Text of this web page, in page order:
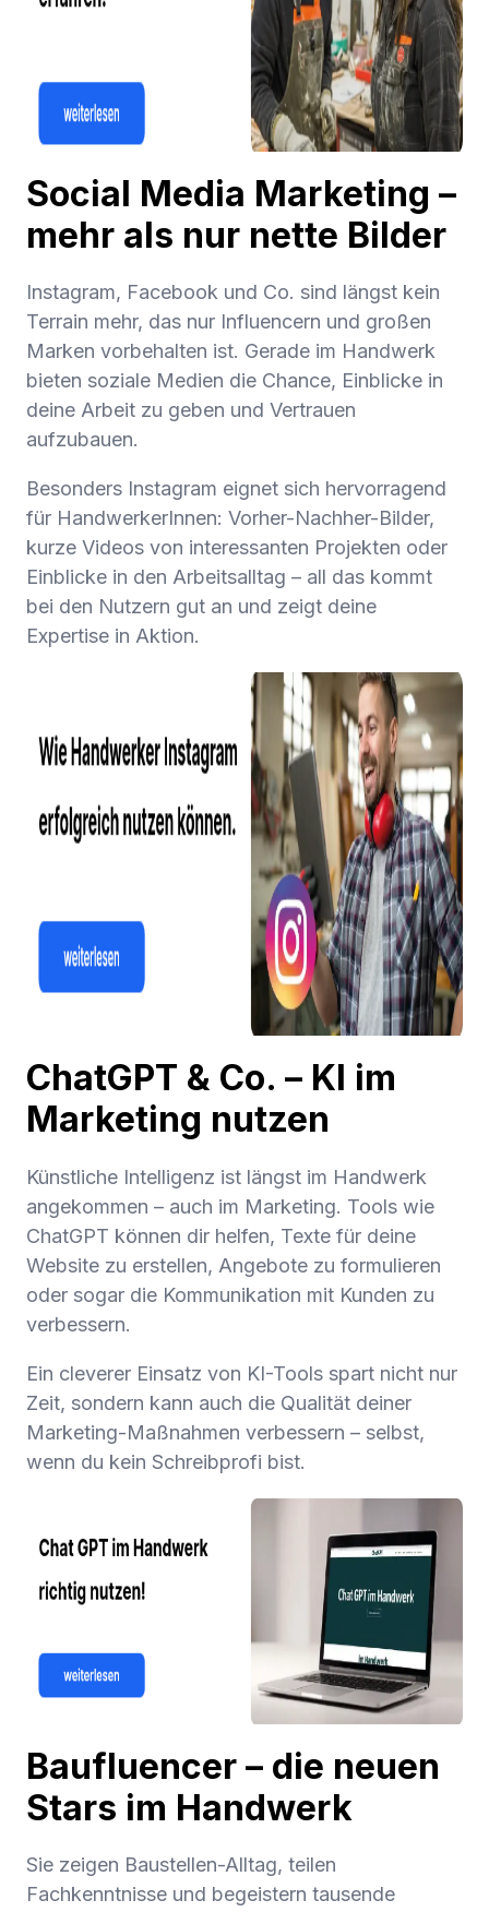
Social Media Marketing –
mehr als nur nette Bilder
Instagram, Facebook und Co. sind längst kein
Terrain mehr, das nur Influencern und großen
Marken vorbehalten ist. Gerade im Handwerk
bieten soziale Medien die Chance, Einblicke in
deine Arbeit zu geben und Vertrauen
aufzubauen.
Besonders Instagram eignet sich hervorragend
für HandwerkerInnen: Vorher-Nachher-Bilder,
kurze Videos von interessanten Projekten oder
Einblicke in den Arbeitsalltag – all das kommt
bei den Nutzern gut an und zeigt deine
Expertise in Aktion.
ChatGPT & Co. – KI im
Marketing nutzen
Künstliche Intelligenz ist längst im Handwerk
angekommen – auch im Marketing. Tools wie
ChatGPT können dir helfen, Texte für deine
Website zu erstellen, Angebote zu formulieren
oder sogar die Kommunikation mit Kunden zu
verbessern.
Ein cleverer Einsatz von KI-Tools spart nicht nur
Zeit, sondern kann auch die Qualität deiner
Marketing-Maßnahmen verbessern – selbst,
wenn du kein Schreibprofi bist.
Baufluencer – die neuen
Stars im Handwerk
Sie zeigen Baustellen-Alltag, teilen
Fachkenntnisse und begeistern tausende